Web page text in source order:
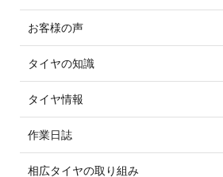
お客様の声
タイヤの知識
タイヤ情報
作業日誌
相広タイヤの取り組み